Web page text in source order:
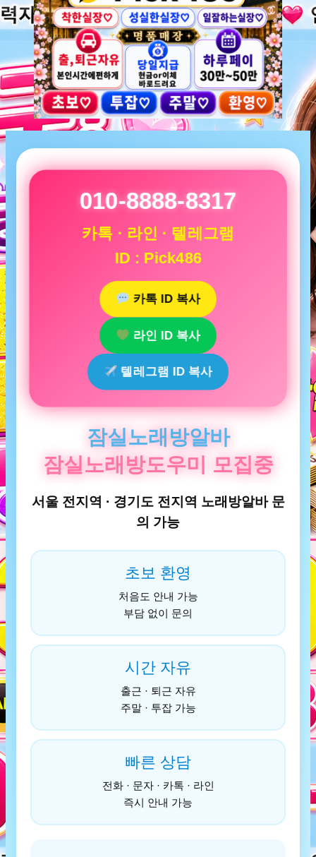
010-8888-8317
카톡 · 라인 · 텔레그램
ID : Pick486
카톡 ID 복사
라인 ID 복사
텔레그램 ID 복사
잠실노래방알바
잠실노래방도우미 모집중
서울 전지역 · 경기도 전지역 노래방알바 문
의 가능
초보 환영
처음도 안내 가능
부담 없이 문의
시간 자유
출근 · 퇴근 자유
주말 · 투잡 가능
빠른 상담
전화 · 문자 · 카톡 · 라인
즉시 안내 가능